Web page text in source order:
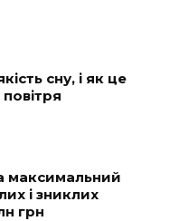
сну, і як це
максимальний
і зниклих
грн